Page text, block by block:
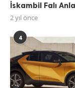
İskambil Falı
2 yıl önce
4